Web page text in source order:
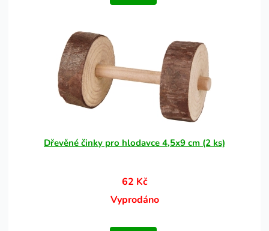
Dřevěné činky pro hlodavce 4,5x9 cm (2 ks)
62 Kč
Vyprodáno